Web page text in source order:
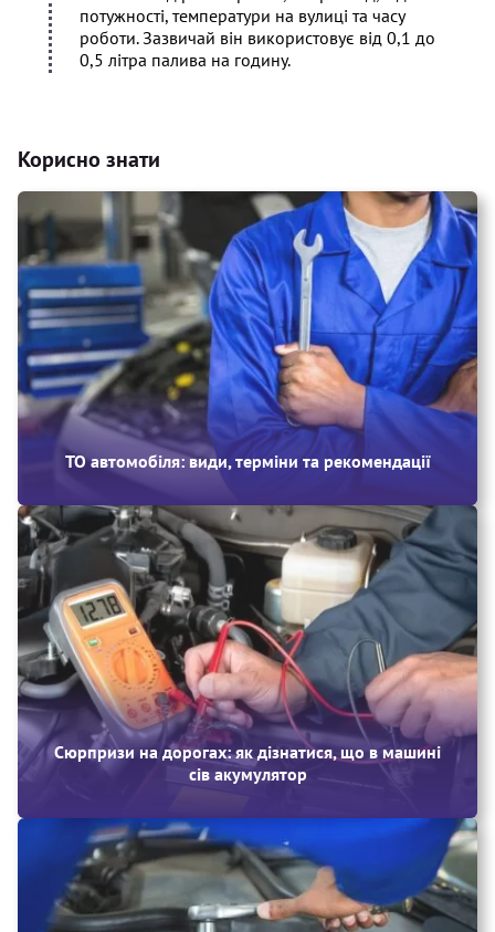
потужності, температури на вулиці та часу
роботи. Зазвичай він використовує від 0,1 до
0,5 літра палива на годину.
Корисно знати
ТО автомобіля: види, терміни та рекомендації
Сюрпризи на дорогах: як дізнатися, що в машині
сів акумулятор